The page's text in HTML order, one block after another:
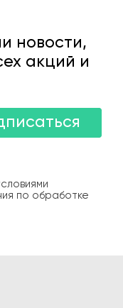
новости,
акций и
по обработке